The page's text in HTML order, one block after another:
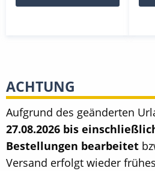
ACHTUNG
Aufgrund des geänderten
27.08.2026 bis
Bestellungen bearbeitet
Versand erfolgt wieder